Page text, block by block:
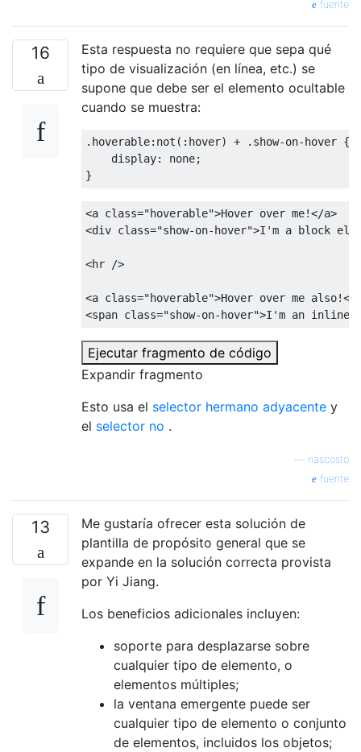
fuente
16
Esta respuesta no requiere que sepa qué
tipo de visualización (en línea, etc.) se
supone que debe ser el elemento ocultable
cuando se muestra:
. hoverable: not (: hover) + . show-on-hover {
display: none;
}
<a class="hoverable">Hover over me!</a>
<div class="show-on-hover">I'm a block
<hr />
<a class="hoverable">Hover over me also!</
<span class="show-on-hover">I'm an inline
Ejecutar fragmento de código
Expandir fragmento
Esto usa el selector hermano adyacente y
el selector no .
nascosto
fuente
13
Me gustaría ofrecer esta solución de
plantilla de propósito general que se
expande en la solución correcta provista
por Yi Jiang.
Los beneficios adicionales incluyen:
soporte para desplazarse sobre
cualquier tipo de elemento, o
elementos múltiples;
la ventana emergente puede ser
cualquier tipo de elemento o conjunto
de elementos, incluidos los objetos;